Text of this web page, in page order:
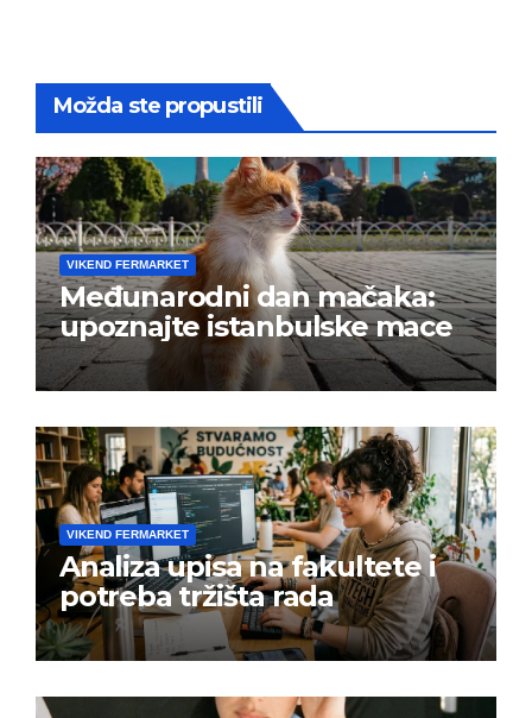
Možda ste propustili
VIKEND FERMARKET
Međunarodni dan mačaka:
upoznajte istanbulske mace
VIKEND FERMARKET
Analiza upisa na fakultete i
potreba tržišta rada